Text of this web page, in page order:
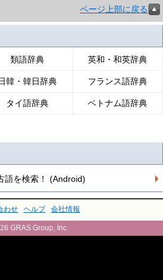
ページ上部に戻る
類語辞典 英和・和英辞典
韓・韓日辞典 フランス語辞典
タイ語辞典 ベトナム語辞典
語を検索！ (Android)
わせ ヘルプ 会社情報
GRAS Group, Inc.